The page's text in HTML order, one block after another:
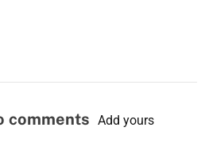
comments Add yours